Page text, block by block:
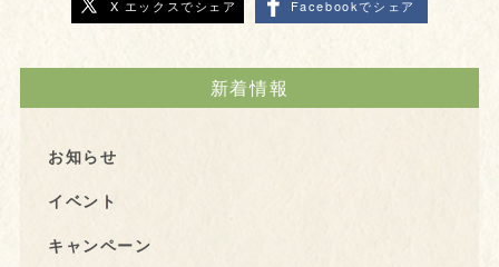
X エックスでシェア Facebookでシェア
新着情報
お知らせ
イベント
キャンペーン